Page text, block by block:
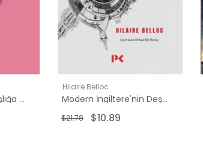
Kadınların Vatandaşlığa Kabulü
Hilaire Belloc
Modern İngiltere'nin Deşifresi - Bugünkü İngiltere'yi Anlamak Üzerine Bir Deneme
$10.89
$21.78